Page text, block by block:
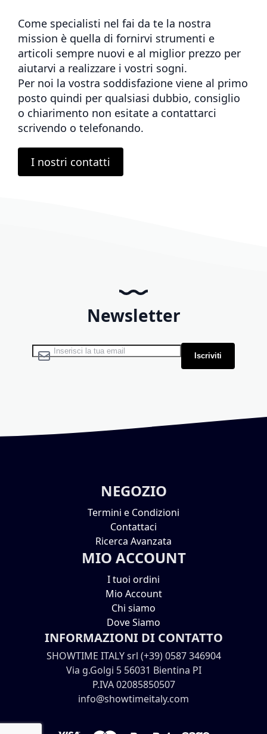
Come specialisti nel fai da te la nostra
mission è quella di fornirvi strumenti e
articoli sempre nuovi e al miglior prezzo per
aiutarvi a realizzare i vostri sogni.
Per noi la vostra soddisfazione viene al primo
posto quindi per qualsiasi dubbio, consiglio
o chiarimento non esitate a contattarci
scrivendo o telefonando.
I nostri contatti
Newsletter
Iscriviti alla nostra Newsletter: Iscriviti
NEGOZIO
Termini e Condizioni
Contattaci
Ricerca Avanzata
MIO ACCOUNT
I tuoi ordini
Mio Account
Chi siamo
Dove Siamo
INFORMAZIONI DI CONTATTO
SHOWTIME ITALY srl (+39) 0587 346904
Via g.Golgi 5 56031 Bientina PI
P.IVA 02085850507
info@showtimeitaly.com